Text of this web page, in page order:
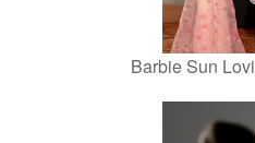
Barbie Sun